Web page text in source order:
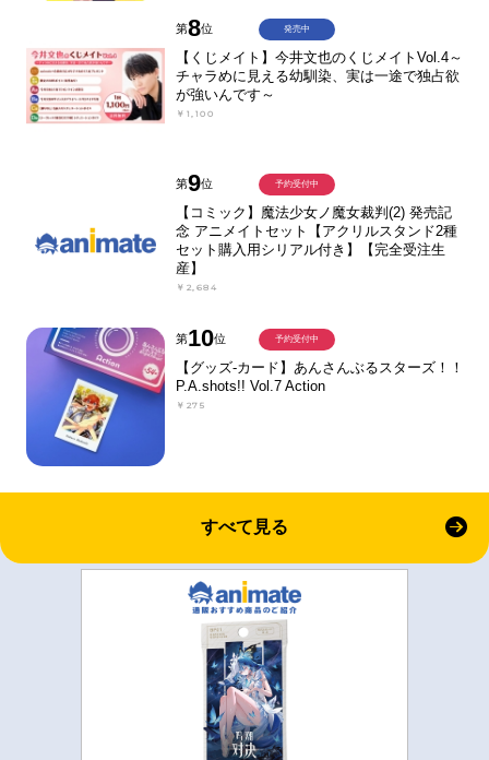
第8位
【くじメイト】今井文也のくじメイトVol.4～
チャラめに見える幼馴染、実は一途で独占欲
が強いんです～
￥1,100
発売中
第9位
【コミック】魔法少女ノ魔女裁判(2) 発売記
念 アニメイトセット【アクリルスタンド2種
セット購入用シリアル付き】【完全受注生
産】
￥2,684
予約受付中
第10位
【グッズ-カード】あんさんぶるスターズ！！
P.A.shots!! Vol.7 Action
￥275
予約受付中
すべて見る